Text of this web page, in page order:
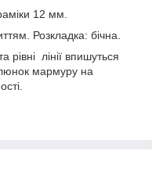
12 мм.
Розкладка: бічна.
рівні лінії впишуться
мармуру на